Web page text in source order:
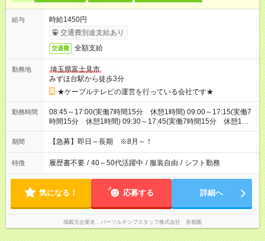
給与
時給1450円
交通費別途支給あり
交通費 全額支給
勤務地
埼玉県富士見市
みずほ台駅から徒歩3分
★ケーブルテレビの運営を行っている会社です★
勤務時間
08:45～17:00(実働7時間15分 休憩1時間) 09:00～17:15(実働7
時間15分 休憩1時間) 09:30～17:45(実働7時間15分 休憩1時
間) ※11:45～20:00：週1回程度遅番あります(在宅勤務OK) ※配
属チームにより
期間 【急募】即日～長期 ※8月～！
特徴 履歴書不要 / 40～50代活躍中 / 服装自由 / シフト勤務
気になる！ 応募する 詳細へ
掲載元企業名 パーソルテンプスタッフ株式会社 首都圏